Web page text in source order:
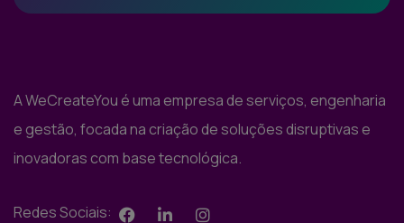
A WeCreateYou é uma empresa de serviços, engenharia
e gestão, focada na criação de soluções disruptivas e
inovadoras com base tecnológica.
Redes Sociais: